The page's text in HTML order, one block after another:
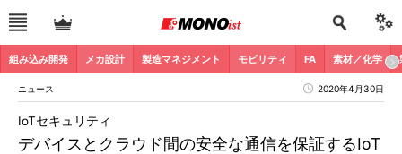
組み込み開発 メカ設計 製造マネジメント モビリティ FA 素材／化学
ニュース 2020年4月30日
デバイスとクラウド間の安全な通信を保証するIoT
IoTセキュリティ